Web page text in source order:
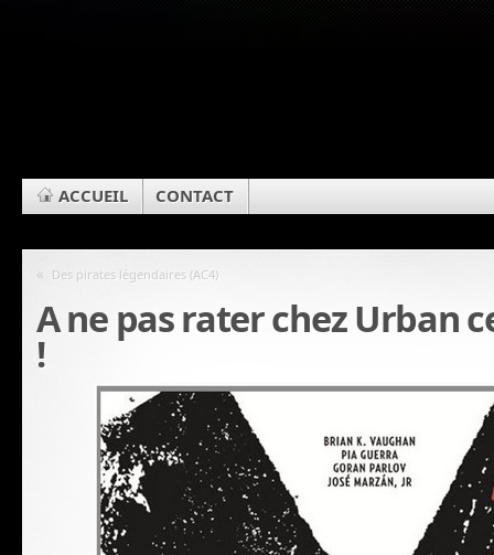
ACCUEIL CONTACT
« Des pirates légendaires (AC4)
A ne pas rater chez Urban
!